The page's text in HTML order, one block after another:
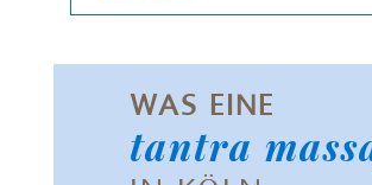
WAS EINE
tantra